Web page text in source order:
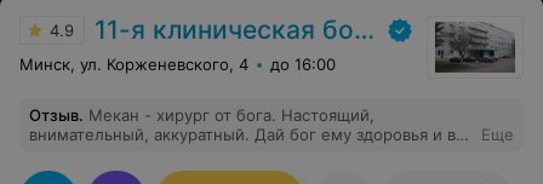
рекомендую.
4.9 11-я клиническая больница
Минск, ул. Корженевского, 4 до 16:00
Отзыв. Мекан - хирург от бога. Настоящий,
внимательный, аккуратный. Дай бог ему здоровья и в
Еще